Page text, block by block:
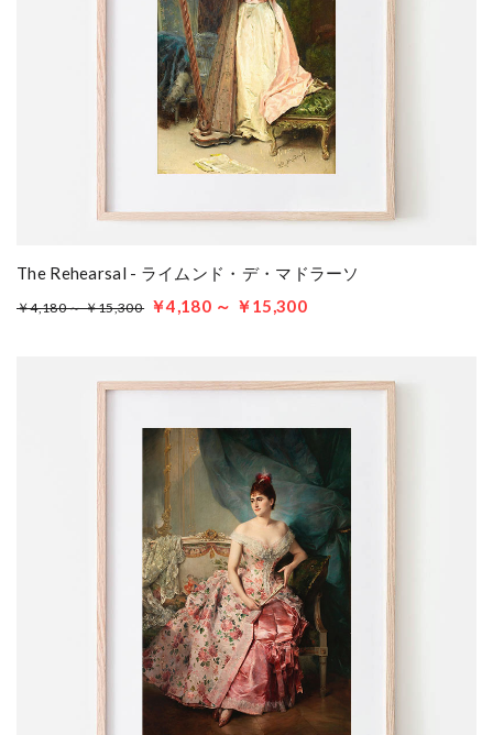
The Rehearsal - ライムンド・デ・マドラーソ
￥4,180 ～ ￥15,300 ￥4,180 ～ ￥15,300